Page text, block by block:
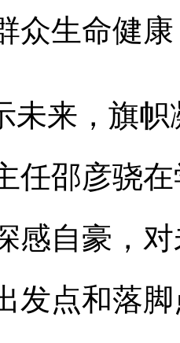
众生命健
未来，旗
任邵彦骁
感自豪，
发点和落